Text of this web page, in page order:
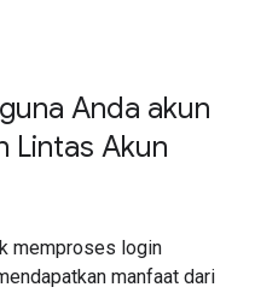
Anda akun
Lintas Akun
memproses login
manfaat dari